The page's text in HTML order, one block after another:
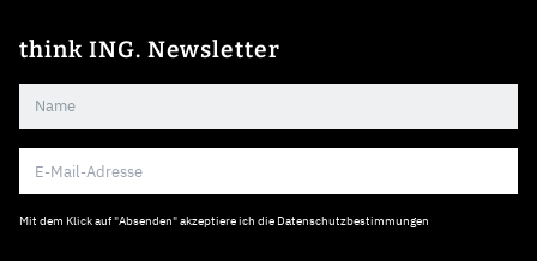
think ING. Newsletter
Mit dem Klick auf "Absenden" akzeptiere ich die Datenschutzbestimmungen